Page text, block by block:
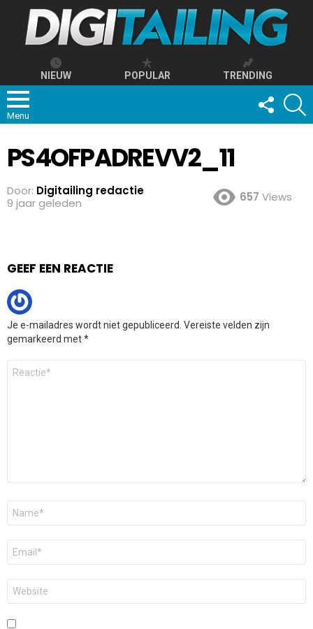
NIEUW POPULAR TRENDING
Menu
FOLLOW
US
PS4OFPADREVV2_11
Door: Digitailing redactie
9 jaar geleden
657 Views
GEEF EEN REACTIE
Je e-mailadres wordt niet gepubliceerd. Vereiste velden zijn
gemarkeerd met*
Reactie
Naam
E-
mail
*
Site